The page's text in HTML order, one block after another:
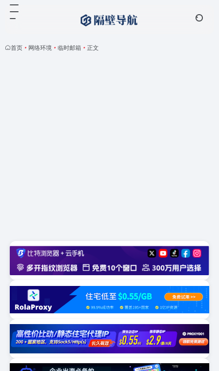
首页 • 网络环境 • 临时邮箱 • 正文